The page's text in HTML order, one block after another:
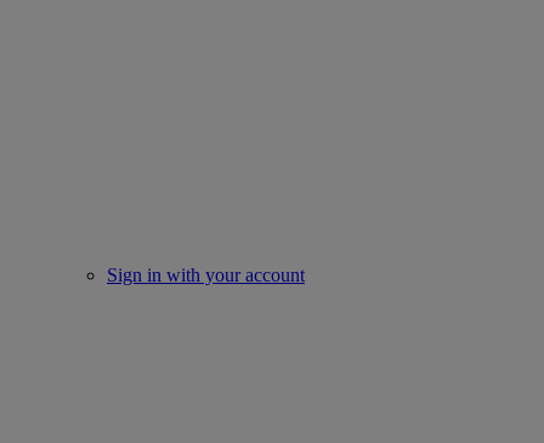
Sign in with your account